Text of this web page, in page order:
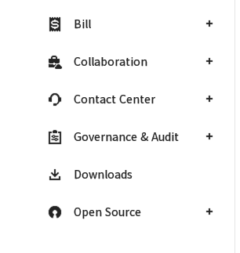
Bill
Collaboration
Contact Center
Governance & Audit
Downloads
Open Source